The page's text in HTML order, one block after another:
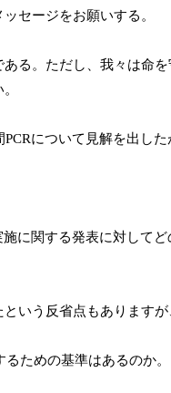
セージをお願いする。
る。ただし、我々は命
PCRについて見解を出した
施に関する発表に対して
いう反省点もありますが
ための基準はあるのか。